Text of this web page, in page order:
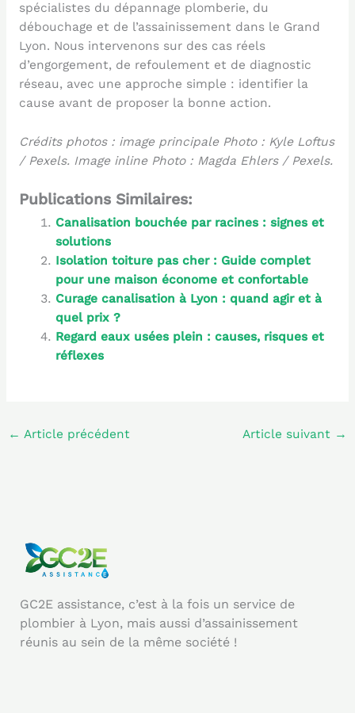
spécialistes du dépannage plomberie, du
débouchage et de l’assainissement dans le Grand
Lyon. Nous intervenons sur des cas réels
d’engorgement, de refoulement et de diagnostic
réseau, avec une approche simple : identifier la
cause avant de proposer la bonne action.
Crédits photos : image principale Photo : Kyle Loftus
/ Pexels. Image inline Photo : Magda Ehlers / Pexels.
Publications Similaires:
Canalisation bouchée par racines : signes et
solutions
Isolation toiture pas cher : Guide complet
pour une maison économe et confortable
Curage canalisation à Lyon : quand agir et à
quel prix ?
Regard eaux usées plein : causes, risques et
réflexes
← Article précédent Article suivant →
GC2E assistance, c’est à la fois un service de
plombier à Lyon, mais aussi d’assainissement
réunis au sein de la même société !